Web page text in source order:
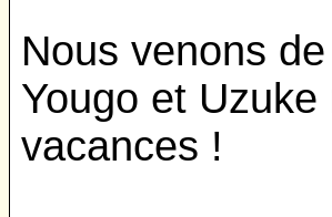
Nous venons
Yougo et
vacances !